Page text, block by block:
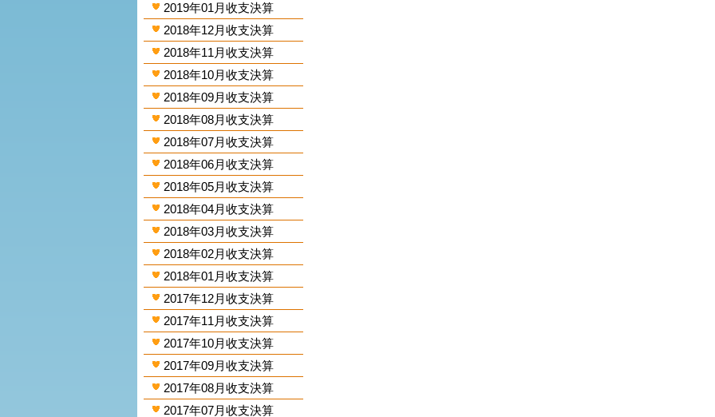
2019年01月收支決算
2018年12月收支決算
2018年11月收支決算
2018年10月收支決算
2018年09月收支決算
2018年08月收支決算
2018年07月收支決算
2018年06月收支決算
2018年05月收支決算
2018年04月收支決算
2018年03月收支決算
2018年02月收支決算
2018年01月收支決算
2017年12月收支決算
2017年11月收支決算
2017年10月收支決算
2017年09月收支決算
2017年08月收支決算
2017年07月收支決算